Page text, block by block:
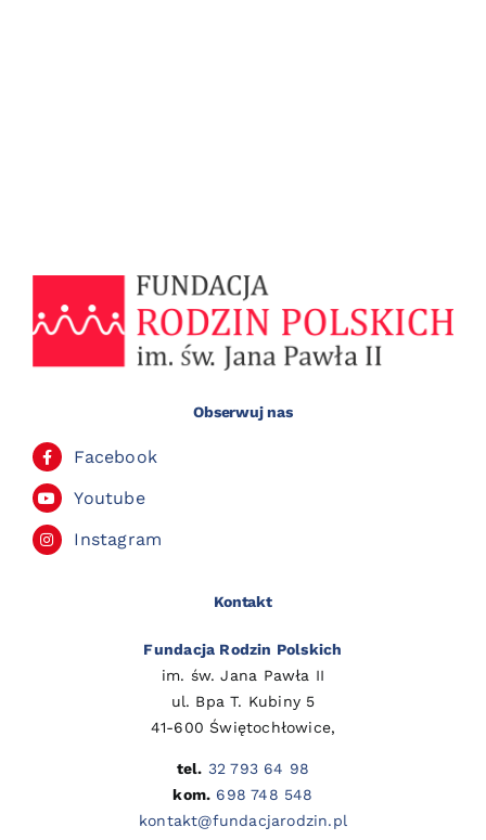
Obserwuj nas
Facebook
Youtube
Instagram
Kontakt
Fundacja Rodzin Polskich
im. św. Jana Pawła II
ul. Bpa T. Kubiny 5
41-600 Świętochłowice,
tel. 32 793 64 98
kom. 698 748 548
kontakt@fundacjarodzin.pl